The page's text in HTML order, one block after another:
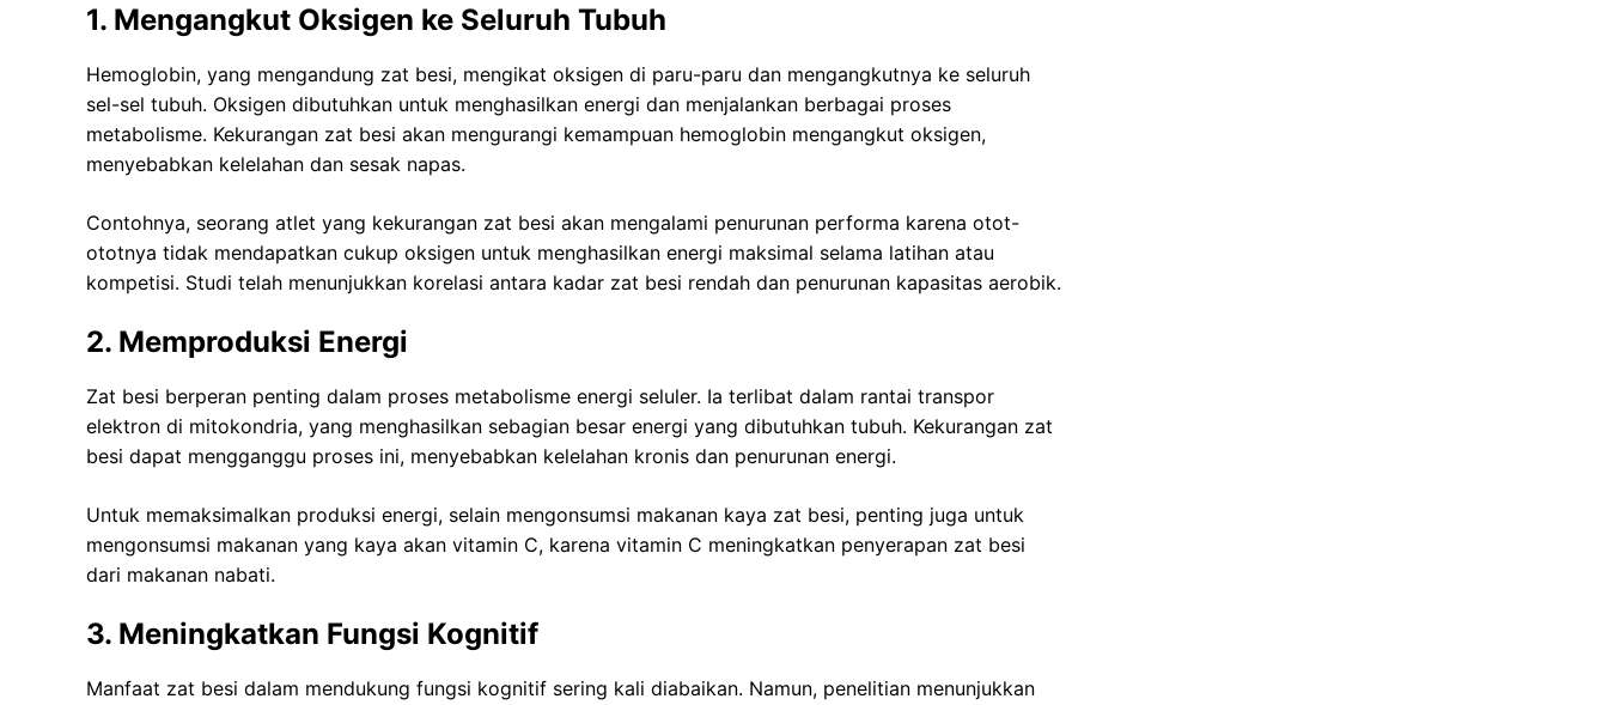
1. Mengangkut Oksigen ke Seluruh Tubuh
Hemoglobin, yang mengandung zat besi, mengikat oksigen di paru-paru dan mengangkutnya ke seluruh
sel-sel tubuh. Oksigen dibutuhkan untuk menghasilkan energi dan menjalankan berbagai proses
metabolisme. Kekurangan zat besi akan mengurangi kemampuan hemoglobin mengangkut oksigen,
menyebabkan kelelahan dan sesak napas.
Contohnya, seorang atlet yang kekurangan zat besi akan mengalami penurunan performa karena otot-
ototnya tidak mendapatkan cukup oksigen untuk menghasilkan energi maksimal selama latihan atau
kompetisi. Studi telah menunjukkan korelasi antara kadar zat besi rendah dan penurunan kapasitas aerobik.
2. Memproduksi Energi
Zat besi berperan penting dalam proses metabolisme energi seluler. Ia terlibat dalam rantai transpor
elektron di mitokondria, yang menghasilkan sebagian besar energi yang dibutuhkan tubuh. Kekurangan zat
besi dapat mengganggu proses ini, menyebabkan kelelahan kronis dan penurunan energi.
Untuk memaksimalkan produksi energi, selain mengonsumsi makanan kaya zat besi, penting juga untuk
mengonsumsi makanan yang kaya akan vitamin C, karena vitamin C meningkatkan penyerapan zat besi
dari makanan nabati.
3. Meningkatkan Fungsi Kognitif
Manfaat zat besi dalam mendukung fungsi kognitif sering kali diabaikan. Namun, penelitian menunjukkan